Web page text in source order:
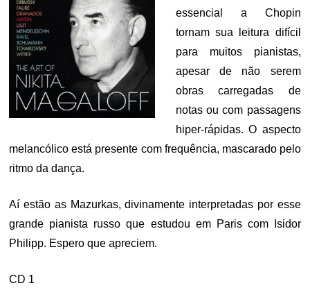
essencial a Chopin
tornam sua leitura difícil
para muitos pianistas,
apesar de não serem
obras carregadas de
notas ou com passagens
hiper-rápidas. O aspecto
melancólico está presente com frequência, mascarado pelo
ritmo da dança.
Aí estão as Mazurkas, divinamente interpretadas por esse
grande pianista russo que estudou em Paris com Isidor
Philipp. Espero que apreciem.
CD 1